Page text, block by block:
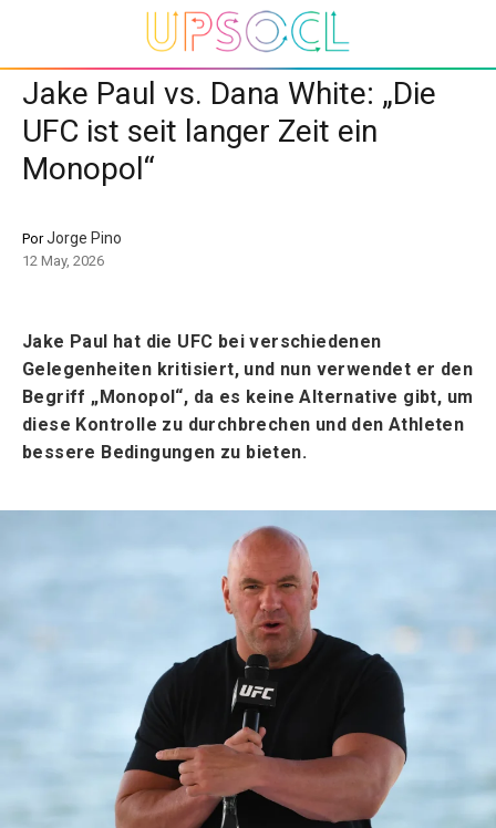
Jake Paul vs. Dana White: „Die
UFC ist seit langer Zeit ein
Monopol“
PorJorge Pino
12 May, 2026
Jake Paul hat die UFC bei verschiedenen
Gelegenheiten kritisiert, und nun verwendet er den
Begriff „Monopol“, da es keine Alternative gibt, um
diese Kontrolle zu durchbrechen und den Athleten
bessere Bedingungen zu bieten.